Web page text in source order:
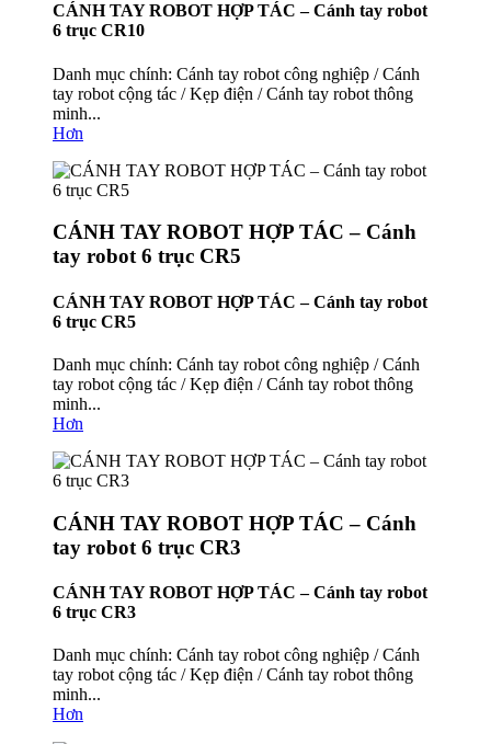
CÁNH TAY ROBOT HỢP TÁC – Cánh tay robot
6 trục CR10
Danh mục chính: Cánh tay robot công nghiệp / Cánh
tay robot cộng tác / Kẹp điện / Cánh tay robot thông
minh...
Hơn
CÁNH TAY ROBOT HỢP TÁC – Cánh
tay robot 6 trục CR5
CÁNH TAY ROBOT HỢP TÁC – Cánh tay robot
6 trục CR5
Danh mục chính: Cánh tay robot công nghiệp / Cánh
tay robot cộng tác / Kẹp điện / Cánh tay robot thông
minh...
Hơn
CÁNH TAY ROBOT HỢP TÁC – Cánh
tay robot 6 trục CR3
CÁNH TAY ROBOT HỢP TÁC – Cánh tay robot
6 trục CR3
Danh mục chính: Cánh tay robot công nghiệp / Cánh
tay robot cộng tác / Kẹp điện / Cánh tay robot thông
minh...
Hơn